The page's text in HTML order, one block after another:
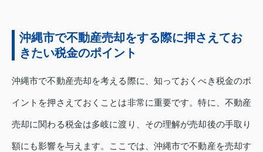
沖縄市で不動産売却をする際に押さえてお
きたい税金のポイント
沖縄市で不動産売却を考える際に、知っておくべき税金のポ
イントを押さえておくことは非常に重要です。特に、不動産
売却に関わる税金は多岐に渡り、その理解が売却後の手取り
額にも影響を与えます。ここでは、沖縄市で不動産を売却す